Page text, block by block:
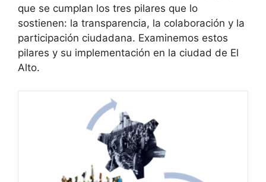
que se cumplan los tres pilares que lo
sostienen: la transparencia, la colaboración y la
participación ciudadana. Examinemos estos
pilares y su implementación en la ciudad de El
Alto.